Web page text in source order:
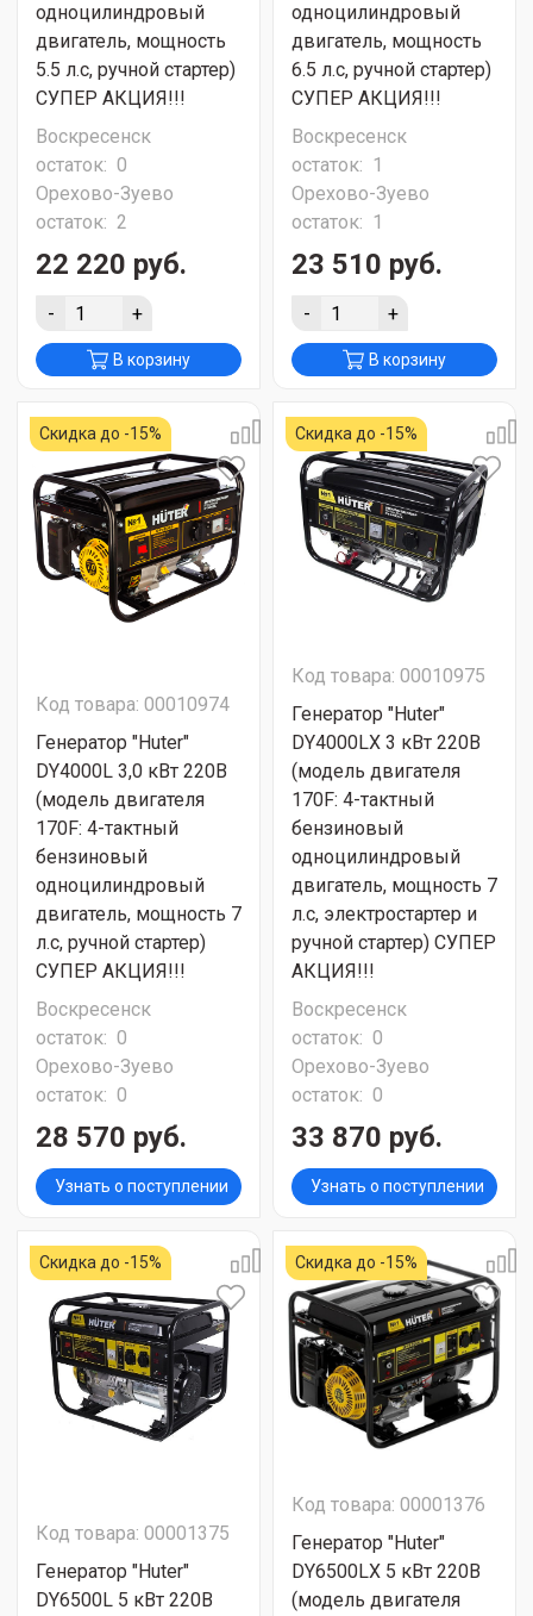
одноцилиндровый
двигатель, мощность
5.5 л.с, ручной стартер)
СУПЕР АКЦИЯ!!!
Воскресенск
остаток: 0
Орехово-Зуево
остаток: 2
22 220 руб.
- +
В корзину
одноцилиндровый
двигатель, мощность
6.5 л.с, ручной стартер)
СУПЕР АКЦИЯ!!!
Воскресенск
остаток: 1
Орехово-Зуево
остаток: 1
23 510 руб.
- +
В корзину
Скидка до -15%
Код товара: 00010974
Генератор "Huter"
DY4000L 3,0 кВт 220В
(модель двигателя
170F: 4-тактный
бензиновый
одноцилиндровый
двигатель, мощность 7
л.с, ручной стартер)
СУПЕР АКЦИЯ!!!
Воскресенск
остаток: 0
Орехово-Зуево
остаток: 0
28 570 руб.
Узнать о поступлении
Скидка до -15%
Код товара: 00010975
Генератор "Huter"
DY4000LX 3 кВт 220В
(модель двигателя
170F: 4-тактный
бензиновый
одноцилиндровый
двигатель, мощность 7
л.с, электростартер и
ручной стартер) СУПЕР
АКЦИЯ!!!
Воскресенск
остаток: 0
Орехово-Зуево
остаток: 0
33 870 руб.
Узнать о поступлении
Скидка до -15%
Код товара: 00001375
Генератор "Huter"
DY6500L 5 кВт 220В
Скидка до -15%
Код товара: 00001376
Генератор "Huter"
DY6500LX 5 кВт 220В
(модель двигателя